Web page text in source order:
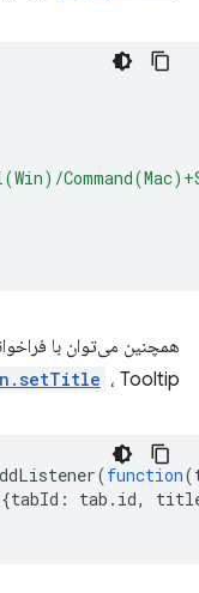
همچنین می‌توان با
، Tooltipها را تنظیم یا به‌روزرسانی کرد.
(function(
tabId : tab . id,